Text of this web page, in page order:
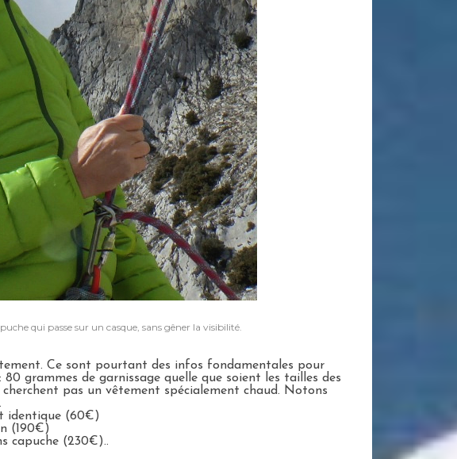
qui passe sur un casque, sans gêner la visibilité.
Ce sont pourtant des infos fondamentales pour
grammes de garnissage quelle que soient les tailles des
pas un vêtement spécialement chaud. Notons
identique (60€)
(190€)
capuche (230€)..